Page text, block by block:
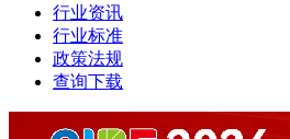
行业资讯
行业标准
政策法规
查询下载